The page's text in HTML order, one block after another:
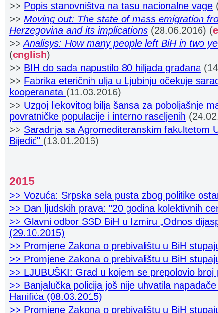
>> Popis stanovništva na tasu nacionalne vage
>> Moving out: The state of mass emigration
Herzegovina and its implications (28.06.2016) (
>>Analisys: How many people left BiH in two
(english)
>> BIH do sada napustilo 80 hiljada građana
>> Fabrika eteričnih ulja u Ljubinju očekuje
kooperanata (11.03.2016)
>> Uzgoj ljekovitog bilja šansa za poboljašnje
povratničke populacije i interno raseljenih
>> Saradnja sa Agromediteranskim fakultetom
Bijedić" (13.01.2016)
2015
>> Vozuća: Srpska sela pusta zbog politike
>> Dan ljudskih prava: "20 godina kolektivnih
>> Glavni odbor SSD BiH u Izmiru „Odnos
(29.10.2015)
>> Promjene Zakona o prebivalištu u BiH
>> Promjene Zakona o prebivalištu u BiH
>> LJUBUŠKI: Grad u kojem se prepolovio
>> Banjalučka policija još nije uhvatila
Hanifića (08.03.2015)
>> Promjene Zakona o prebivalištu u BiH